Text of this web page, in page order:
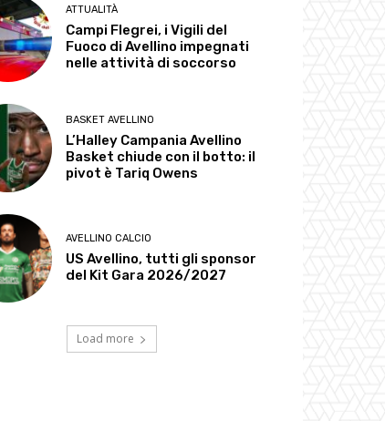
ATTUALITÀ
Campi Flegrei, i Vigili del
Fuoco di Avellino impegnati
nelle attività di soccorso
BASKET AVELLINO
L’Halley Campania Avellino
Basket chiude con il botto: il
pivot è Tariq Owens
AVELLINO CALCIO
US Avellino, tutti gli sponsor
del Kit Gara 2026/2027
Load more